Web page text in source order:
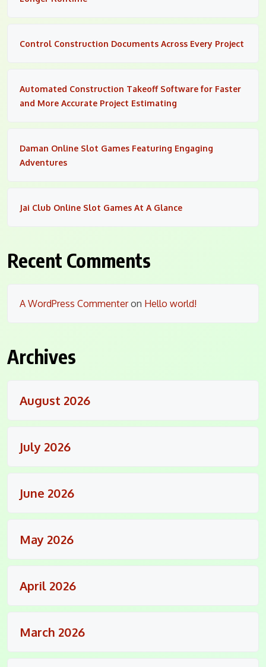
Control Construction Documents Across Every Project
Automated Construction Takeoff Software for Faster
and More Accurate Project Estimating
Daman Online Slot Games Featuring Engaging
Adventures
Jai Club Online Slot Games At A Glance
Recent Comments
A WordPress Commenteron Hello world!
Archives
August 2026
July 2026
June 2026
May 2026
April 2026
March 2026